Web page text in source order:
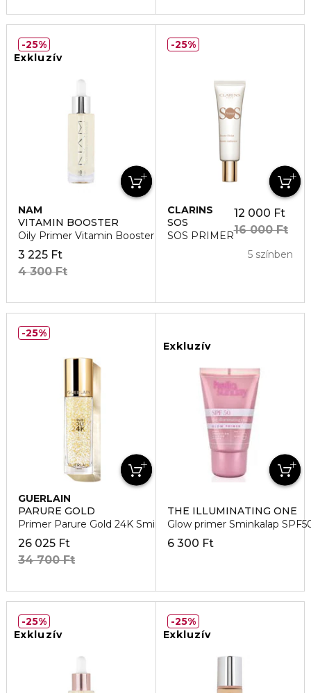
Exkluzív
NAM
VITAMIN BOOSTER
Oily Primer Vitamin Booster
3 225 Ft
4 300 Ft
25%
CLARINS
SOS
SOS PRIMER
12 000 Ft
16 000 Ft
5 színben
25%
GUERLAIN
PARURE GOLD
Primer Parure Gold 24K Smink alap
26 025 Ft
34 700 Ft
25%
Exkluzív
THE ILLUMINATING ONE
Glow primer Sminkalap
6 300 Ft
Exkluzív
25%
Exkluzív
25%